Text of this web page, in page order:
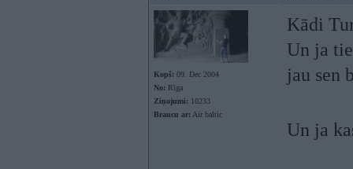
Kopš: 09. Dec 2004
No: Rīga
Ziņojumi: 10233
Braucu ar: Air baltic
Kādi
Un ja
jau sen
Un ja